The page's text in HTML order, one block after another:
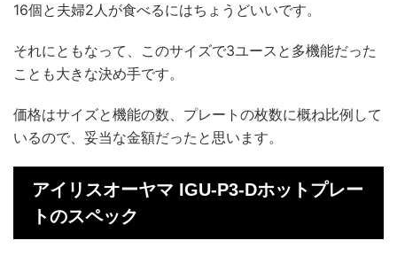
16個と夫婦2人が食べるにはちょうどいいです。
それにともなって、このサイズで3ユースと多機能だった
ことも大きな決め手です。
価格はサイズと機能の数、プレートの枚数に概ね比例して
いるので、妥当な金額だったと思います。
アイリスオーヤマ IGU-P3-Dホットプレー
トのスペック